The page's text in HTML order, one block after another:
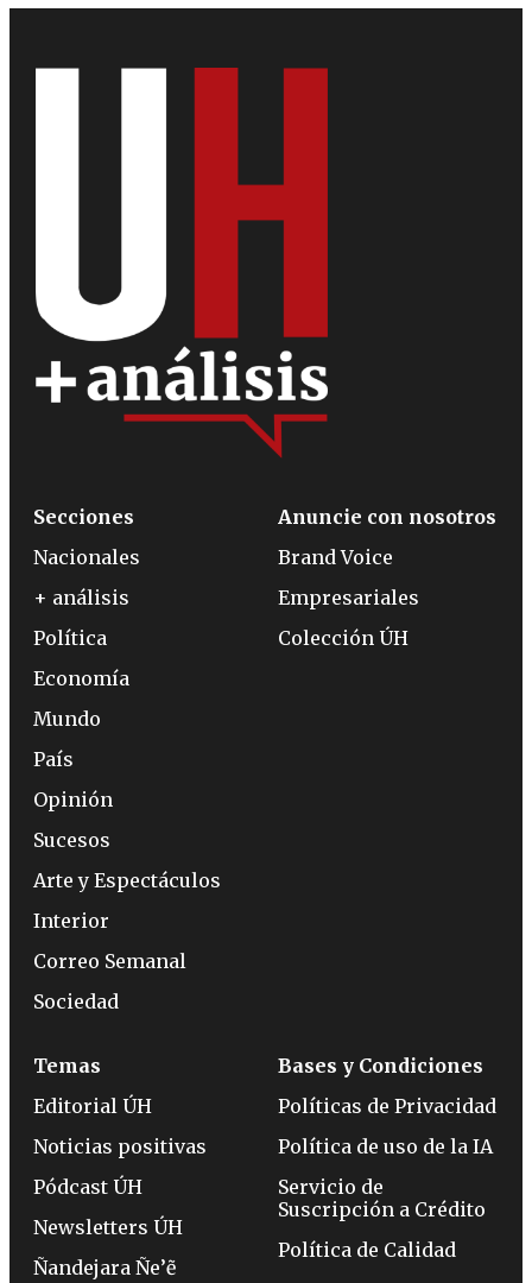
Secciones
Nacionales
+ análisis
Política
Economía
Mundo
País
Opinión
Sucesos
Arte y Espectáculos
Interior
Correo Semanal
Sociedad
Anuncie con nosotros
Brand Voice
Empresariales
Colección ÚH
Temas
Editorial ÚH
Noticias positivas
Pódcast ÚH
Newsletters ÚH
Ñandejara Ñe’ẽ
Bases y Condiciones
Políticas de Privacidad
Política de uso de la IA
Servicio de
Suscripción a Crédito
Política de Calidad